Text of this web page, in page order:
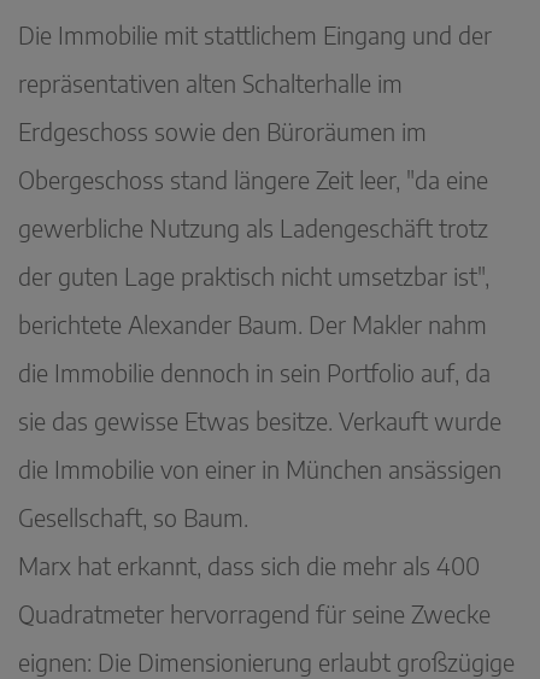
Die Immobilie mit stattlichem Eingang und der
repräsentativen alten Schalterhalle im
Erdgeschoss sowie den Büroräumen im
Obergeschoss stand längere Zeit leer, "da eine
gewerbliche Nutzung als Ladengeschäft trotz
der guten Lage praktisch nicht umsetzbar ist",
berichtete Alexander Baum. Der Makler nahm
die Immobilie dennoch in sein Portfolio auf, da
sie das gewisse Etwas besitze. Verkauft wurde
die Immobilie von einer in München ansässigen
Gesellschaft, so Baum.
Marx hat erkannt, dass sich die mehr als 400
Quadratmeter hervorragend für seine Zwecke
eignen: Die Dimensionierung erlaubt großzügige